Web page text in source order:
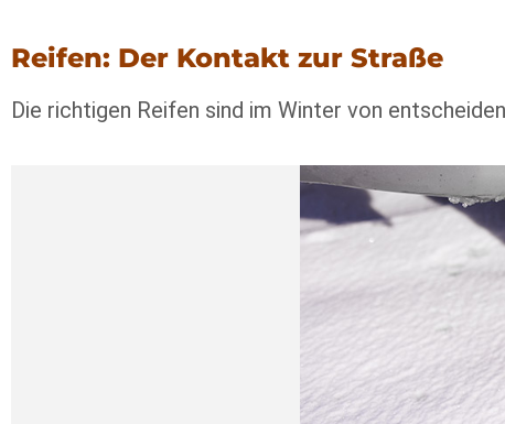
Reifen: Der Kontakt zur Straße
Die richtigen Reifen sind im Winter von